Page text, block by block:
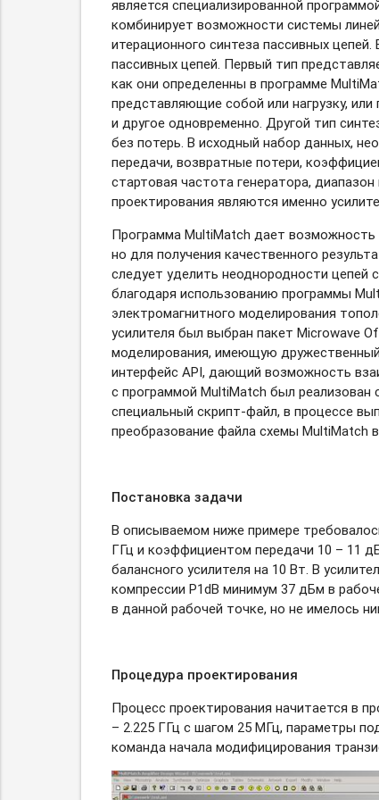
является специализированной
комбинирует возможности системы
итерационного синтеза пассивных
пассивных цепей. Первый тип
как они определенны в программе
представляющие собой или нагрузку,
и другое одновременно. Другой тип
без потерь. В исходный набор данных,
передачи, возвратные потери,
стартовая частота генератора,
проектирования являются именно
Программа MultiMatch дает
но для получения качественного
следует уделить неоднородности
благодаря использованию программы
электромагнитного моделирования
усилителя был выбран пакет Microwave
моделирования, имеющую
интерфейс API, дающий возможность
с программой MultiMatch был
специальный скрипт-файл, в процессе
преобразование файла схемы MultiMatch
Постановка задачи
В описываемом ниже примере
ГГц и коэффициентом передачи 10 – 11
балансного усилителя на 10 Вт. В
компрессии P1dB минимум 37 дБм в
в данной рабочей точке, но не имелось
Процедура проектирования
Процесс проектирования начитается в
– 2.225 ГГц с шагом 25 МГц, параметры
команда начала модифицирования